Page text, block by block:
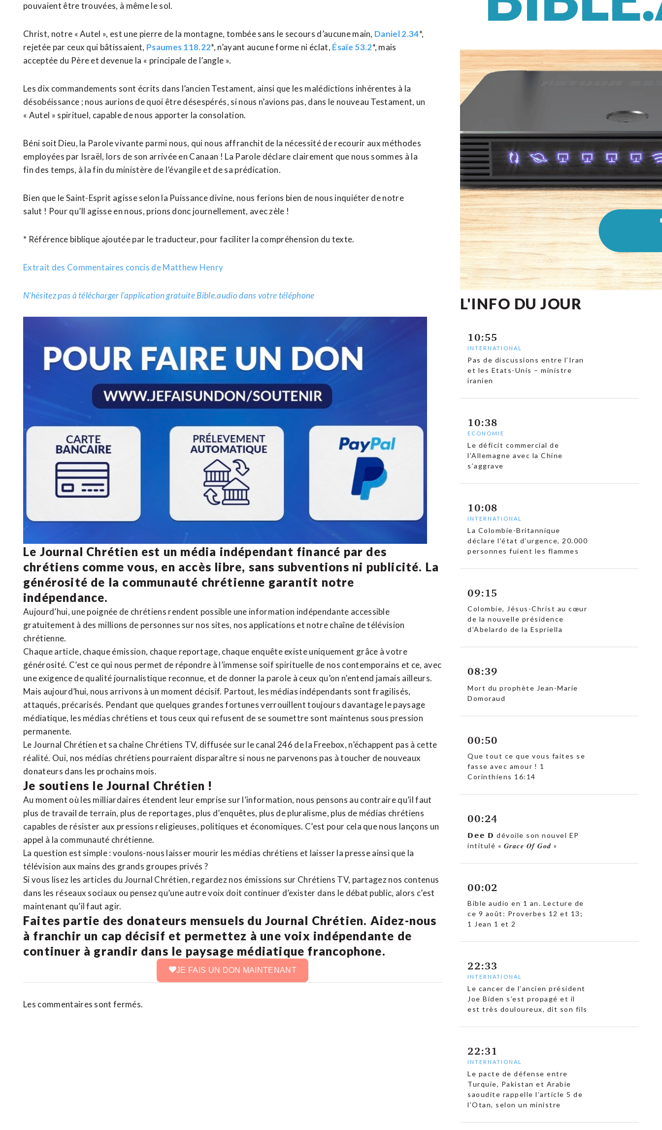
pouvaient être trouvées, à même le sol.
Christ, notre « Autel », est une pierre de la montagne, tombée sans le secours d’aucune main, Daniel 2.34*,
rejetée par ceux qui bâtissaient, Psaumes 118.22*, n’ayant aucune forme ni éclat, Ésaïe 53.2*, mais
acceptée du Père et devenue la « principale de l’angle ».
Les dix commandements sont écrits dans l’ancien Testament, ainsi que les malédictions inhérentes à la
désobéissance ; nous aurions de quoi être désespérés, si nous n’avions pas, dans le nouveau Testament, un
« Autel » spirituel, capable de nous apporter la consolation.
Béni soit Dieu, la Parole vivante parmi nous, qui nous affranchit de la nécessité de recourir aux méthodes
employées par Israël, lors de son arrivée en Canaan ! La Parole déclare clairement que nous sommes à la
fin des temps, à la fin du ministère de l’évangile et de sa prédication.
Bien que le Saint-Esprit agisse selon la Puissance divine, nous ferions bien de nous inquiéter de notre
salut ! Pour qu’Il agisse en nous, prions donc journellement, avec zèle !
* Référence biblique ajoutée par le traducteur, pour faciliter la compréhension du texte.
Extrait des Commentaires concis de Matthew Henry
N’hésitez pas à télécharger l’application gratuite Bible.audio dans votre téléphone
Le Journal Chrétien est un média indépendant financé par des
chrétiens comme vous, en accès libre, sans subventions ni publicité. La
générosité de la communauté chrétienne garantit notre
indépendance.
Aujourd’hui, une poignée de chrétiens rendent possible une information indépendante accessible
gratuitement à des millions de personnes sur nos sites, nos applications et notrechaîne de télévision
chrétienne.
Chaque article, chaque émission, chaque reportage, chaque enquête existe uniquement grâce à votre
générosité. C’est ce qui nous permet de répondre à l’immense soif spirituelle de nos contemporains et ce, avec
une exigence de qualité journalistique reconnue, et de donner la parole à ceux qu’on n’entend jamais ailleurs.
Mais aujourd’hui, nous arrivons à un moment décisif. Partout, les médias indépendants sont fragilisés,
attaqués, précarisés. Pendant que quelques grandes fortunes verrouillent toujours davantage le paysage
médiatique, les médias chrétiens et tous ceux qui refusent de se soumettre sont maintenus sous pression
permanente.
Le Journal Chrétien et sa chaîne Chrétiens TV, diffusée sur le canal 246 de la Freebox, n’échappent pas à cette
réalité. Oui, nos médias chrétiens pourraient disparaître si nous ne parvenons pas à toucher de nouveaux
donateurs dans les prochains mois.
Je soutiens le Journal Chrétien !
Au moment où les milliardaires étendent leur emprise sur l’information, nous pensons au contraire qu’il faut
plus de travail de terrain, plus de reportages, plus d’enquêtes, plus de pluralisme, plus de médias chrétiens
capables de résister aux pressions religieuses, politiques et économiques. C’est pour cela que nous lançons un
appel à la communauté chrétienne.
La question est simple : voulons-nous laisser mourir les médias chrétiens et laisser la presse ainsi que la
télévision aux mains des grands groupes privés ?
Si vous lisez les articles du Journal Chrétien, regardez nos émissions sur Chrétiens TV, partagez nos contenus
dans les réseaux sociaux ou pensez qu’une autre voix doit continuer d’exister dans le débat public, alors c’est
maintenant qu’il faut agir.
Faites partie des donateurs mensuels du Journal Chrétien. Aidez-nous
à franchir un cap décisif et permettez à une voix indépendante de
continuer à grandir dans le paysage médiatique francophone.
JE FAIS UN DON MAINTENANT
Les commentaires sont fermés.
L'INFO DU JOUR
10:55
INTERNATIONAL
Pas de discussions entre l’Iran
et les Etats-Unis – ministre
iranien
10:38
ECONOMIE
Le déficit commercial de
l’Allemagne avec la Chine
s’aggrave
10:08
INTERNATIONAL
La Colombie-Britannique
déclare l’état d’urgence, 20.000
personnes fuient les flammes
09:15
Colombie, Jésus-Christ au cœur
de la nouvelle présidence
d’Abelardo de la Espriella
08:39
Mort du prophète Jean-Marie
Domoraud
00:50
Que tout ce que vous faites se
fasse avec amour ! 1
Corinthiens 16:14
00:24
𝗗𝗲𝗲 𝗗 dévoile son nouvel EP
intitulé « 𝑮𝒓𝒂𝒄𝒆 𝑶𝒇 𝑮𝒐𝒅 »
00:02
Bible audio en 1 an. Lecture de
ce 9 août: Proverbes 12 et 13;
1 Jean 1 et 2
22:33
INTERNATIONAL
Le cancer de l’ancien président
Joe Biden s’est propagé et il
est très douloureux, dit son fils
22:31
INTERNATIONAL
Le pacte de défense entre
Turquie, Pakistan et Arabie
saoudite rappelle l’article 5 de
l’Otan, selon un ministre